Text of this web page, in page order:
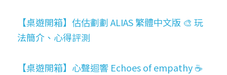
【桌遊開箱】估估劃劃 ALIAS 繁體中文版 🎨 玩
法簡介、心得評測
【桌遊開箱】心聲迴響 Echoes of empathy ☕